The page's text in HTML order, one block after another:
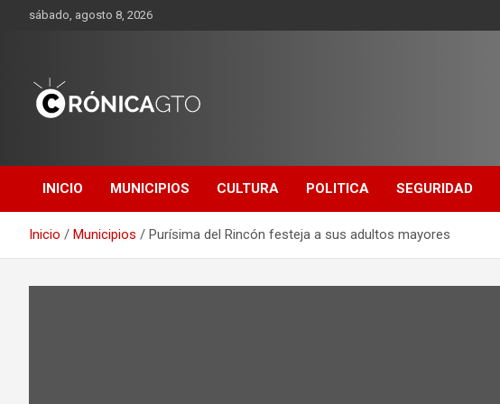
sábado, agosto 8, 2026
GUANAJUATO
INICIO MUNICIPIOS CULTURA POLITICA SEGURIDAD
Inicio Municipios Purísima del Rincón festeja a sus adultos mayores